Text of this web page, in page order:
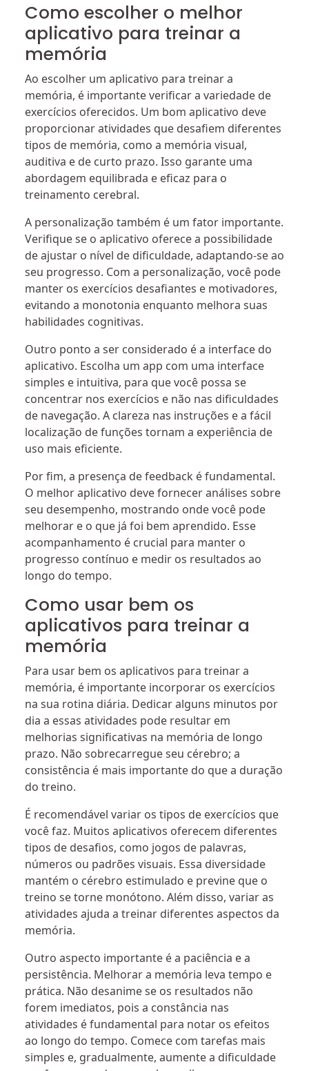
Como escolher o melhor
aplicativo para treinar a
memória
Ao escolher um aplicativo para treinar a
memória, é importante verificar a variedade de
exercícios oferecidos. Um bom aplicativo deve
proporcionar atividades que desafiem diferentes
tipos de memória, como a memória visual,
auditiva e de curto prazo. Isso garante uma
abordagem equilibrada e eficaz para o
treinamento cerebral.
A personalização também é um fator importante.
Verifique se o aplicativo oferece a possibilidade
de ajustar o nível de dificuldade, adaptando-se ao
seu progresso. Com a personalização, você pode
manter os exercícios desafiantes e motivadores,
evitando a monotonia enquanto melhora suas
habilidades cognitivas.
Outro ponto a ser considerado é a interface do
aplicativo. Escolha um app com uma interface
simples e intuitiva, para que você possa se
concentrar nos exercícios e não nas dificuldades
de navegação. A clareza nas instruções e a fácil
localização de funções tornam a experiência de
uso mais eficiente.
Por fim, a presença de feedback é fundamental.
O melhor aplicativo deve fornecer análises sobre
seu desempenho, mostrando onde você pode
melhorar e o que já foi bem aprendido. Esse
acompanhamento é crucial para manter o
progresso contínuo e medir os resultados ao
longo do tempo.
Como usar bem os
aplicativos para treinar a
memória
Para usar bem os aplicativos para treinar a
memória, é importante incorporar os exercícios
na sua rotina diária. Dedicar alguns minutos por
dia a essas atividades pode resultar em
melhorias significativas na memória de longo
prazo. Não sobrecarregue seu cérebro; a
consistência é mais importante do que a duração
do treino.
É recomendável variar os tipos de exercícios que
você faz. Muitos aplicativos oferecem diferentes
tipos de desafios, como jogos de palavras,
números ou padrões visuais. Essa diversidade
mantém o cérebro estimulado e previne que o
treino se torne monótono. Além disso, variar as
atividades ajuda a treinar diferentes aspectos da
memória.
Outro aspecto importante é a paciência e a
persistência. Melhorar a memória leva tempo e
prática. Não desanime se os resultados não
forem imediatos, pois a constância nas
atividades é fundamental para notar os efeitos
ao longo do tempo. Comece com tarefas mais
simples e, gradualmente, aumente a dificuldade